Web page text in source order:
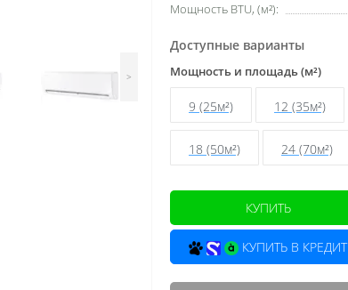
>
Мощность BTU, (м²):
Доступные варианты
Мощность и площадь (м²)
9 (25м²) 12 (35м²)
18 (50м²) 24 (70м²)
КУПИТЬ
КУПИТЬ В КРЕДИТ